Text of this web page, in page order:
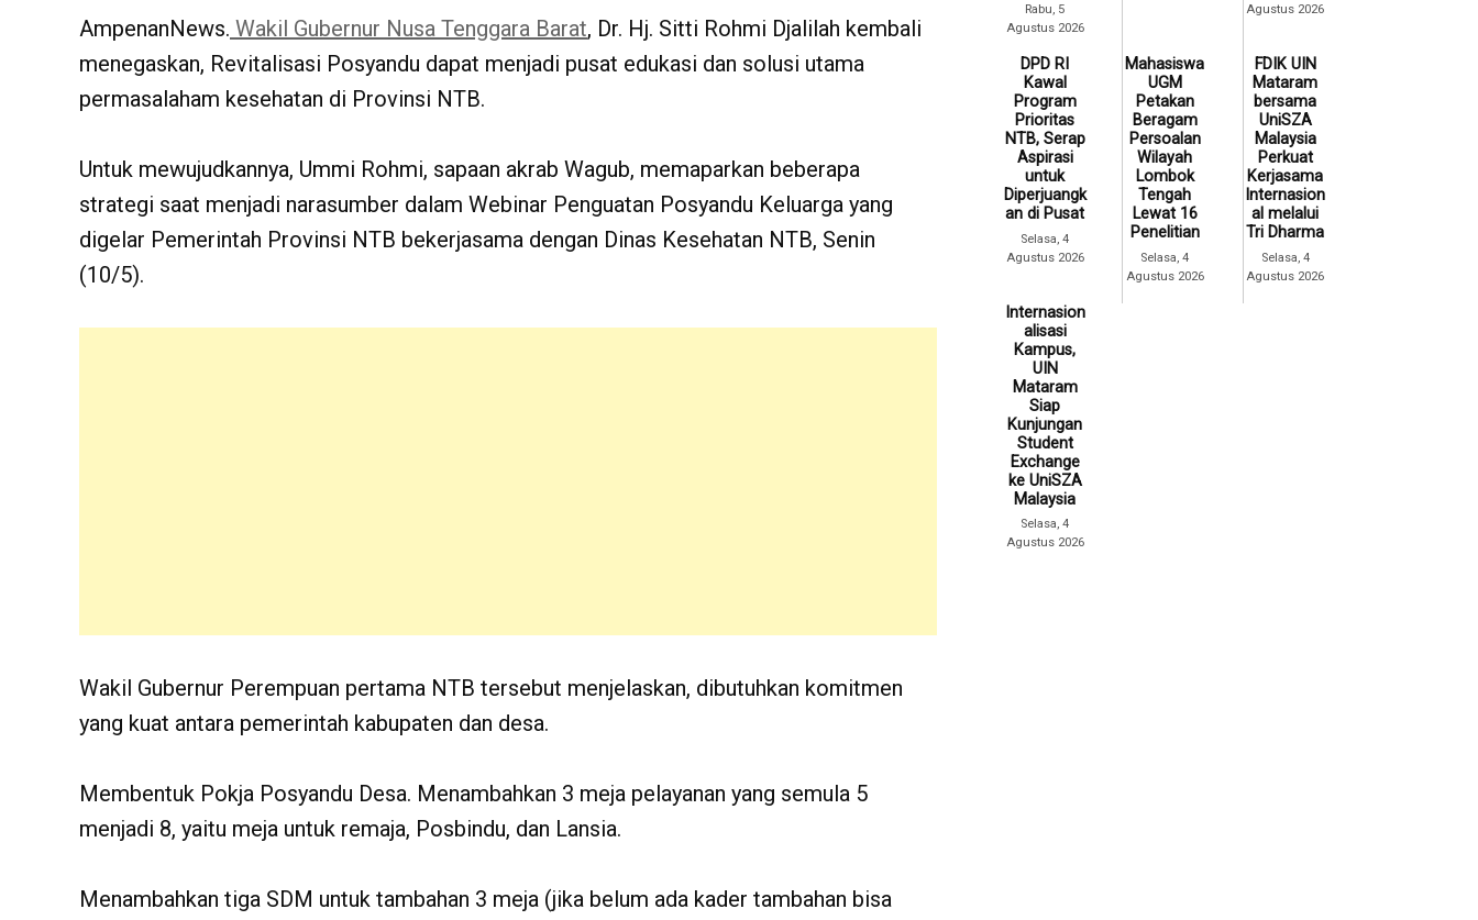
AmpenanNews. Wakil Gubernur Nusa Tenggara Barat, Dr. Hj. Sitti Rohmi Djalilah kembali
menegaskan, Revitalisasi Posyandu dapat menjadi pusat edukasi dan solusi utama
permasalaham kesehatan di Provinsi NTB.
Untuk mewujudkannya, Ummi Rohmi, sapaan akrab Wagub, memaparkan beberapa
strategi saat menjadi narasumber dalam Webinar Penguatan Posyandu Keluarga yang
digelar Pemerintah Provinsi NTB bekerjasama dengan Dinas Kesehatan NTB, Senin
(10/5).
Wakil Gubernur Perempuan pertama NTB tersebut menjelaskan, dibutuhkan komitmen
yang kuat antara pemerintah kabupaten dan desa.
Membentuk Pokja Posyandu Desa. Menambahkan 3 meja pelayanan yang semula 5
menjadi 8, yaitu meja untuk remaja, Posbindu, dan Lansia.
Menambahkan tiga SDM untuk tambahan 3 meja (jika belum ada kader tambahan bisa
Rabu, 5
Agustus 2026
Agustus 2026
DPD RI
Kawal
Program
Prioritas
NTB, Serap
Aspirasi
untuk
Diperjuangk
an di Pusat
Selasa, 4
Agustus 2026
Mahasiswa
UGM
Petakan
Beragam
Persoalan
Wilayah
Lombok
Tengah
Lewat 16
Penelitian
Selasa, 4
Agustus 2026
FDIK UIN
Mataram
bersama
UniSZA
Malaysia
Perkuat
Kerjasama
Internasion
al melalui
Tri Dharma
Selasa, 4
Agustus 2026
Internasion
alisasi
Kampus,
UIN
Mataram
Siap
Kunjungan
Student
Exchange
ke UniSZA
Malaysia
Selasa, 4
Agustus 2026